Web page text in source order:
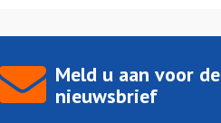
Meld u aan voor de
nieuwsbrief